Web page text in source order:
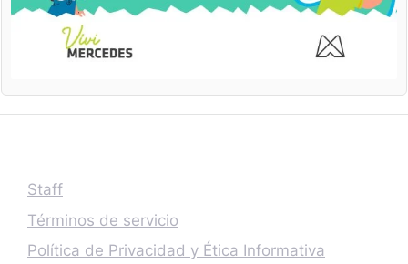
Staff
Términos de servicio
Política de Privacidad y Ética Informativa